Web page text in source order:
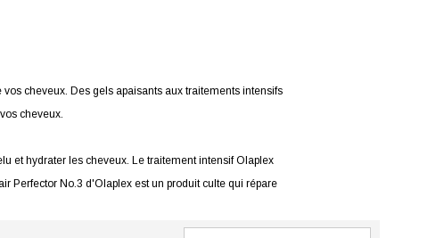
cheveux. Des gels apaisants aux traitements intensifs
cheveux.
et hydrater les cheveux. Le traitement intensif Olaplex
Perfector No.3 d'Olaplex est un produit culte qui répare